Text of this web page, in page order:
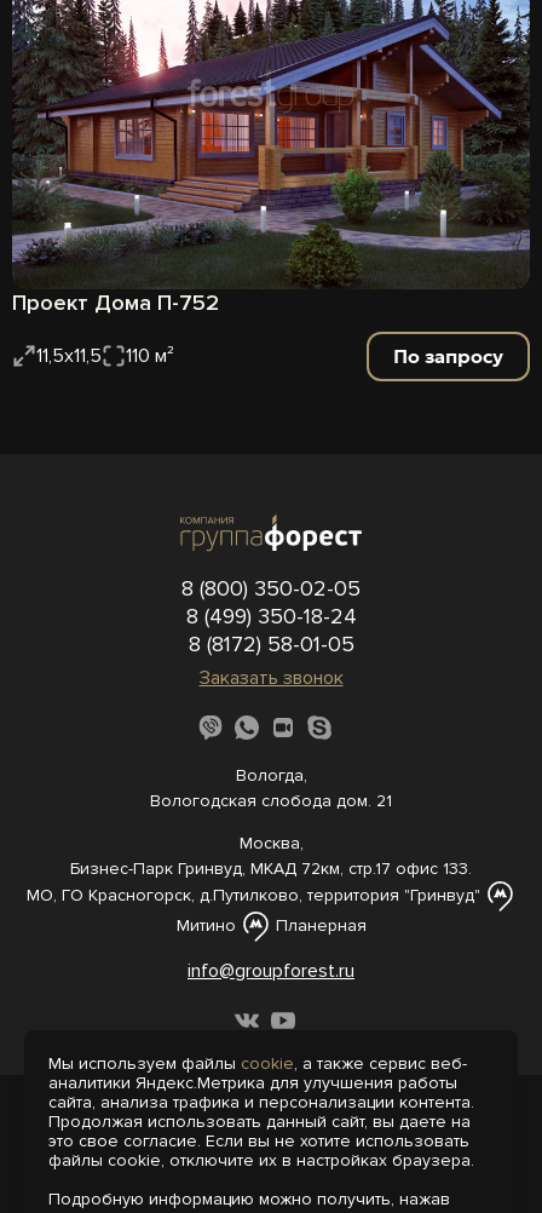
Проект Дома П-752
11,5х11,5 110 м² По запросу
8 (800) 350-02-05
8 (499) 350-18-24
8 (8172) 58-01-05
Заказать звонок
Вологда,
Вологодская слобода дом. 21
Москва,
Бизнес-Парк Гринвуд, МКАД 72км, стр.17 офис 133.
МО, ГО Красногорск, д.Путилково, территория "Гринвуд"
Митино
Планерная
info@groupforest.ru
© 2005-, 2026 Все права защищены
Информация, представленная на сайте,
не является публичной офертой.
Мы используем файлы cookie, а также сервис веб-
аналитики Яндекс.Метрика для улучшения работы
сайта, анализа трафика и персонализации контента.
Продолжая использовать данный сайт, вы даете на
это свое согласие. Если вы не хотите использовать
файлы cookie, отключите их в настройках браузера.
Подробную информацию можно получить, нажав